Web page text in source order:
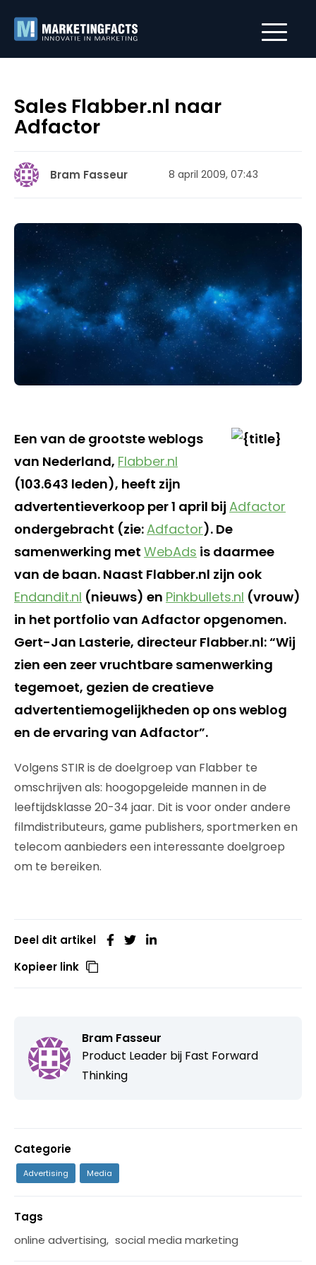
Sales Flabber.nl naar
Adfactor
Bram Fasseur 8 april 2009, 07:43
Een van de grootste weblogs
van Nederland, Flabber.nl
(103.643 leden), heeft zijn
advertentieverkoop per 1 april bij Adfactor
ondergebracht (zie:Adfactor). De
samenwerking met WebAds is daarmee
van de baan. Naast Flabber.nl zijn ook
Endandit.nl (nieuws) en Pinkbullets.nl (vrouw)
in het portfolio van Adfactor opgenomen.
Gert-Jan Lasterie, directeur Flabber.nl: “Wij
zien een zeer vruchtbare samenwerking
tegemoet, gezien de creatieve
advertentiemogelijkheden op ons weblog
en de ervaring van Adfactor”.
Volgens STIR is de doelgroep van Flabber te
omschrijven als: hoogopgeleide mannen in de
leeftijdsklasse 20-34 jaar. Dit is voor onder andere
filmdistributeurs, game publishers, sportmerken en
telecom aanbieders een interessante doelgroep
om te bereiken.
Deel dit artikel
Kopieer link
Bram Fasseur
Product Leader bij Fast Forward
Thinking
Categorie
Advertising Media
Tags
online advertising, social media marketing